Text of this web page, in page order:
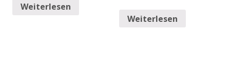
Weiterlesen
Weiterlesen